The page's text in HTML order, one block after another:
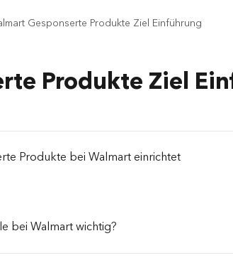
Gesponserte Produkte Ziel Einführung
Produkte Ziel
Produkte bei Walmart einrichtet
bei Walmart wichtig?